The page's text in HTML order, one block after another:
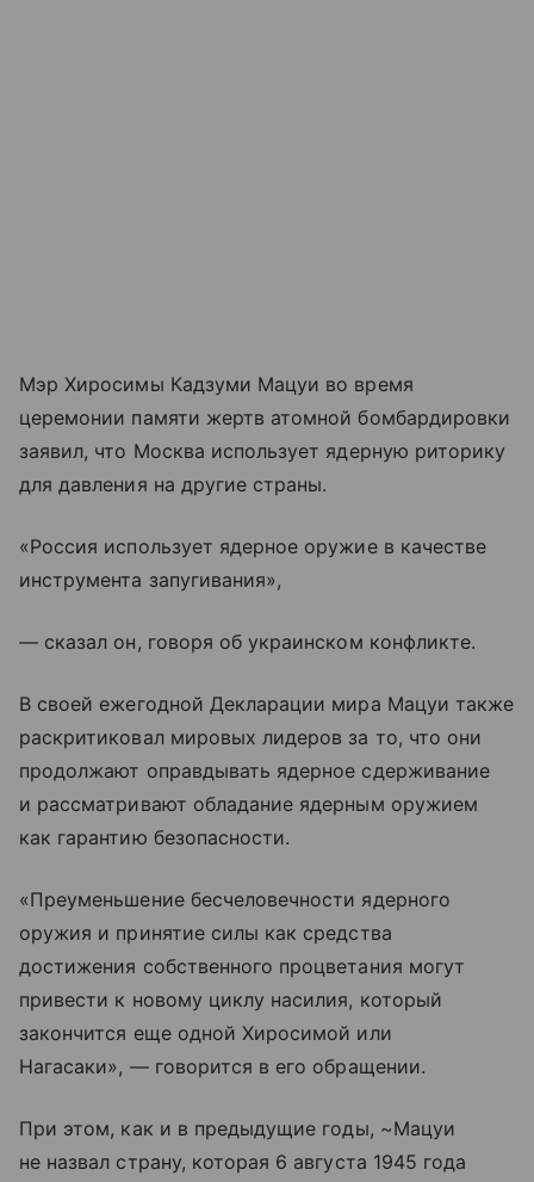
Мэр Хиросимы Кадзуми Мацуи во время
церемонии памяти жертв атомной бомбардировки
заявил, что Москва использует ядерную риторику
для давления на другие страны.
«Россия использует ядерное оружие в качестве
инструмента запугивания»,
— сказал он, говоря об украинском конфликте.
В своей ежегодной Декларации мира Мацуи также
раскритиковал мировых лидеров за то, что они
продолжают оправдывать ядерное сдерживание
и рассматривают обладание ядерным оружием
как гарантию безопасности.
«Преуменьшение бесчеловечности ядерного
оружия и принятие силы как средства
достижения собственного процветания могут
привести к новому циклу насилия, который
закончится еще одной Хиросимой или
Нагасаки», — говорится в его обращении.
При этом, как и в предыдущие годы, ~Мацуи
не назвал страну, которая 6 августа 1945 года